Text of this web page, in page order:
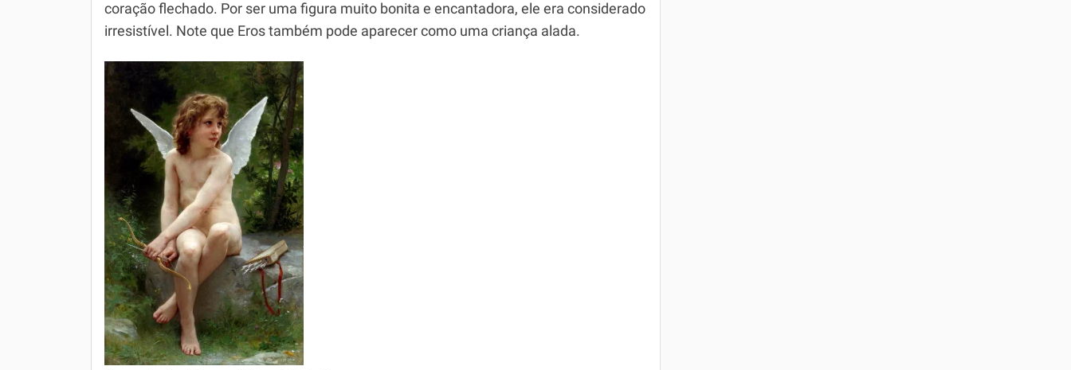
coração flechado. Por ser uma figura muito bonita e encantadora, ele era considerado
irresistível. Note que Eros também pode aparecer como uma criança alada.